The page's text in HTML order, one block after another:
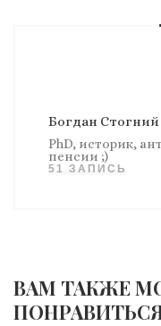
Богдан Стогний
PhD, историк,
пенсии ;)
51 ЗАПИСЬ
ВАМ ТАКЖЕ